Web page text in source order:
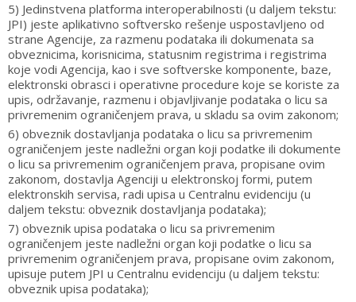
5) Jedinstvena platforma interoperabilnosti (u daljem tekstu:
JPI) jeste aplikativno softversko rešenje uspostavljeno od
strane Agencije, za razmenu podataka ili dokumenata sa
obveznicima, korisnicima, statusnim registrima i registrima
koje vodi Agencija, kao i sve softverske komponente, baze,
elektronski obrasci i operativne procedure koje se koriste za
upis, održavanje, razmenu i objavljivanje podataka o licu sa
privremenim ograničenjem prava, u skladu sa ovim zakonom;
6) obveznik dostavljanja podataka o licu sa privremenim
ograničenjem jeste nadležni organ koji podatke ili dokumente
o licu sa privremenim ograničenjem prava, propisane ovim
zakonom, dostavlja Agenciji u elektronskoj formi, putem
elektronskih servisa, radi upisa u Centralnu evidenciju (u
daljem tekstu: obveznik dostavljanja podataka);
7) obveznik upisa podataka o licu sa privremenim
ograničenjem jeste nadležni organ koji podatke o licu sa
privremenim ograničenjem prava, propisane ovim zakonom,
upisuje putem JPI u Centralnu evidenciju (u daljem tekstu:
obveznik upisa podataka);